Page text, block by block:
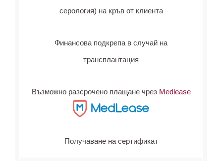
серология) на кръв от клиента
Финансова подкрепа в случай на
трансплантация
Възможно разсрочено плащане чрез Medlease
Получаване на сертификат